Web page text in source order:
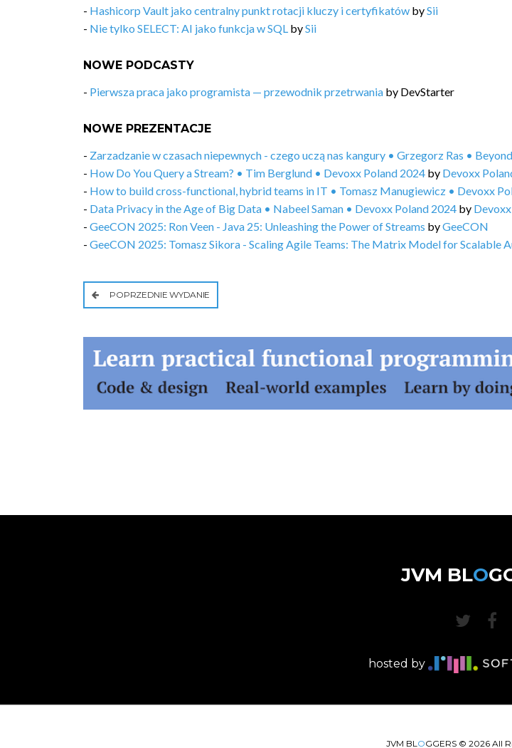
- Hashicorp Vault jako centralny punkt rotacji kluczy i certyfikatów bySii
- Nie tylko SELECT: AI jako funkcja w SQL bySii
NOWE PODCASTY
- Pierwsza praca jako programista — przewodnik przetrwania by DevStarter
NOWE PREZENTACJE
- Zarzadzanie w czasach niepewnych - czego uczą nas kangury • Grzegorz Ras •
- How Do You Query a Stream? • Tim Berglund • Devoxx Poland 2024 by Devoxx
- How to build cross-functional, hybrid teams in IT • Tomasz Manugiewicz • Devoxx
- Data Privacy in the Age of Big Data • Nabeel Saman • Devoxx Poland 2024 by
- GeeCON 2025: Ron Veen - Java 25: Unleashing the Power of Streams byGeeCON
- GeeCON 2025: Tomasz Sikora - Scaling Agile Teams: The Matrix Model for Scalable
POPRZEDNIE WYDANIE
JVM BLO
hosted by
JVM BLOGGERS © 2026All